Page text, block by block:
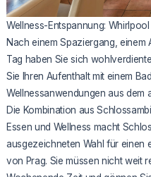
Wellness-Entspannung:
Nach einem Spaziergang, einem
Tag haben Sie sich
Sie Ihren Aufenthalt mit einem
Wellnessanwendungen aus dem
Die Kombination aus
Essen und Wellness macht
ausgezeichneten Wahl für einen
von Prag. Sie müssen nicht weit